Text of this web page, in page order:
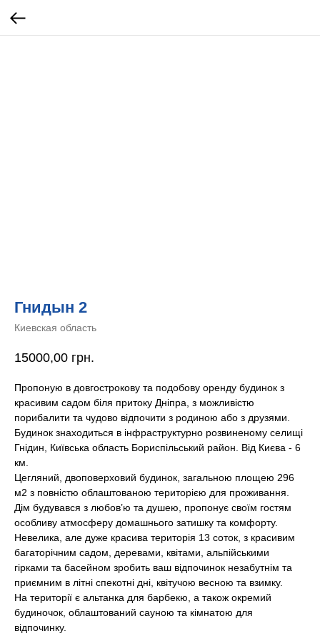
Гнидын 2
Киевская область
15000,00 грн.
Пропоную в довгострокову та подобову оренду будинок з
красивим садом біля притоку Дніпра, з можливістю
порибалити та чудово відпочити з родиною або з друзями.
Будинок знаходиться в інфраструктурно розвиненому селищі
Гнідин, Київська область Бориспільський район. Від Києва - 6
км.
Цегляний, двоповерховий будинок, загальною площею 296
м2 з повністю облаштованою територією для проживання.
Дім будувався з любов’ю та душею, пропонує своїм гостям
особливу атмосферу домашнього затишку та комфорту.
Невелика, але дуже красива територія 13 соток, з красивим
багаторічним садом, деревами, квітами, альпійськими
гірками та басейном зробить ваш відпочинок незабутнім та
приємним в літні спекотні дні, квітучою весною та взимку.
На території є альтанка для барбекю, а також окремий
будиночок, облаштований сауною та кімнатою для
відпочинку.